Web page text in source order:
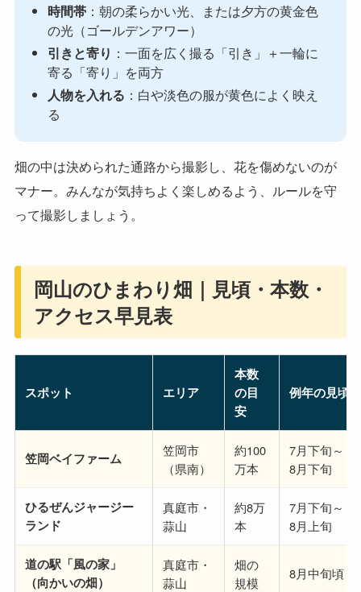
時間帯 ：朝の柔らかい光、または夕方の黄金色
の光（ゴールデンアワー）
引きと寄り ：一面を広く撮る「引き」＋一輪に
寄る「寄り」を両方
人物を入れる ：白や淡色の服が黄色によく映え
る
畑の中は決められた通路から撮影し、花を傷めないのが
マナー。みんなが気持ちよく楽しめるよう、ルールを守
って撮影しましょう。
岡山のひまわり畑｜見頃・本数・
アクセス早見表
スポット エリア
本数
の目
安
例年の見頃
笠岡ベイファーム
笠岡市
（県南）
約100
万本
7月下旬～
8月下旬
ひるぜんジャージー
ランド
真庭市・
蒜山
約8万
本
7月下旬～
8月上旬
道の駅「風の家」
（向かいの畑）
真庭市・
蒜山
畑の
規模
8月中旬頃